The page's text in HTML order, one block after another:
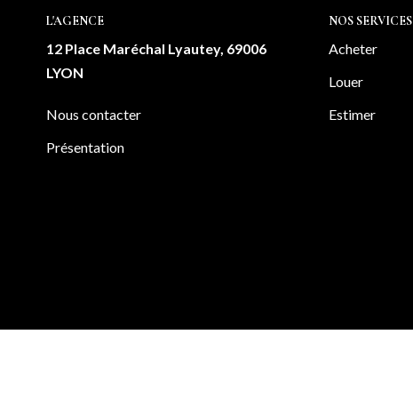
L'AGENCE
12 Place Maréchal Lyautey, 69006
LYON
Nous contacter
Présentation
NOS SERVICES
Acheter
Louer
Estimer